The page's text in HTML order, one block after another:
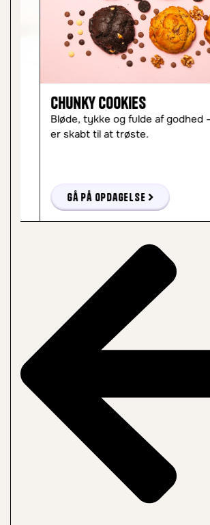
Chunky Cookies
Bløde, tykke og fulde af godhed –
er skabt til at trøste.
Gå på opdagelse